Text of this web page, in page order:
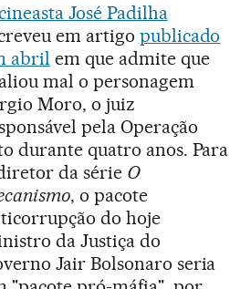
José Padilha
em artigo publicado
abril em que admite que
mal o personagem
Moro, o juiz
pela Operação
durante quatro anos. Para
da série O
, o pacote
do hoje
da Justiça do
Jair Bolsonaro seria